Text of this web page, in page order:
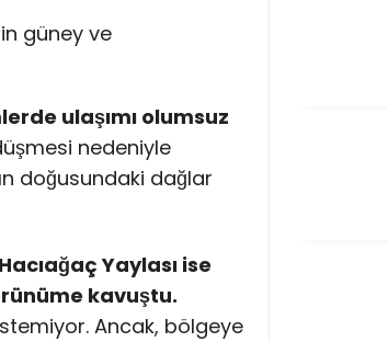
güney ve
ulaşımı olumsuz
nedeniyle
doğusundaki dağlar
Yaylası ise
kavuştu.
Ancak, bölgeye